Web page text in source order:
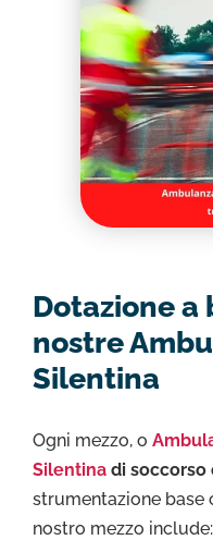
Dotazione
nostre
Silentina
Ogni mezzo, o
Silentina di soccorso
strumentazione base
nostro mezzo include: